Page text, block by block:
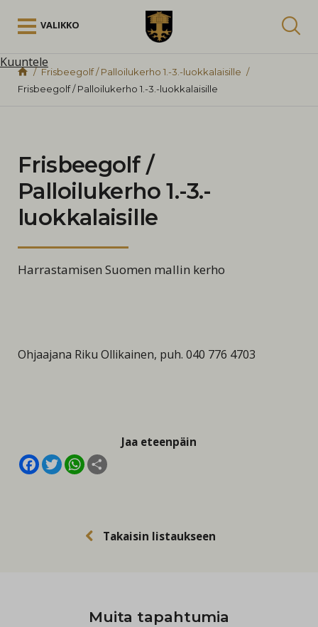
VALIKKO
Kuuntele
Frisbeegolf / Palloilukerho 1.-3.-luokkalaisille
Frisbeegolf / Palloilukerho 1.-3.-luokkalaisille
Frisbeegolf /
Palloilukerho 1.-3.-
luokkalaisille
Harrastamisen Suomen mallin kerho
Ohjaajana Riku Ollikainen, puh. 040 776 4703
Takaisin listaukseen
Jaa eteenpäin
Facebook
TwitterWhatsApp
Muita tapahtumia